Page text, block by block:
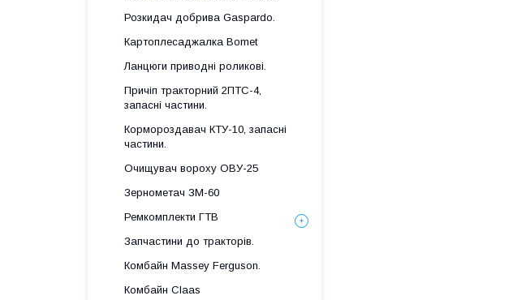
Розкидач добрива Gaspardo.
Картоплесаджалка Bomet
Ланцюги приводні роликові.
Причіп тракторний 2ПТС-4,
запасні частини.
Кормороздавач КТУ-10, запасні
частини.
Очищувач вороху ОВУ-25
Зернометач ЗМ-60
Ремкомплекти ГТВ
Запчастини до тракторів.
Комбайн Massey Ferguson.
Комбайн Claas